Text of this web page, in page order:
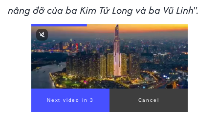
nâng đỡ của ba Kim Tử Long và ba Vũ Linh".
Next video in 1 Cancel